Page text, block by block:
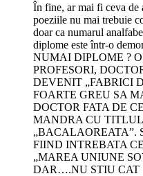
În fine, ar mai fi ceva de
poeziile nu mai trebuie
doar ca numarul
diplome este într-o
NUMAI DIPLOME ?
PROFESORI,
DEVENIT „FABRICI
FOARTE GREU SA
DOCTOR FATA DE
MANDRA CU
„BACALAOREATA”.
FIIND INTREBATA
„MAREA UNIUNE
DAR….NU STIU CAT